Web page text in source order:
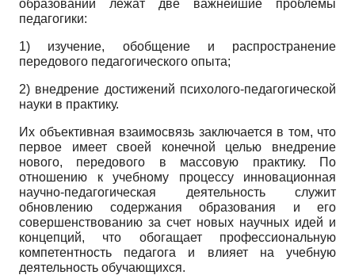
образовании лежат две важнейшие проблемы
педагогики:
1) изучение, обобщение и распространение
передового педагогического опыта;
2) внедрение достижений психолого-педагогической
науки в практику.
Их объективная взаимосвязь заключается в том, что
первое имеет своей конечной целью внедрение
нового, передового в массовую практику. По
отношению к учебному процессу инновационная
научно-педагогическая деятельность служит
обновлению содержания образования и его
совершенствованию за счет новых научных идей и
концепций, что обогащает профессиональную
компетентность педагога и влияет на учебную
деятельность обучающихся.